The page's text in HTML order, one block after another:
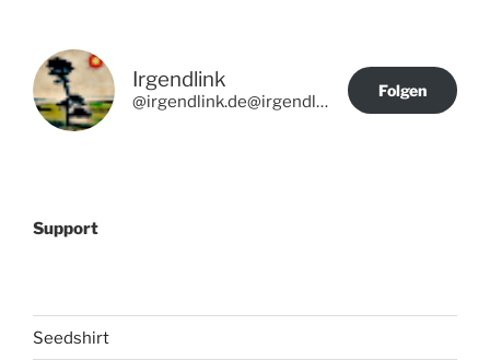
Irgendlink
@irgendlink.de@irgendlink.de
Folgen
Support
Seedshirt